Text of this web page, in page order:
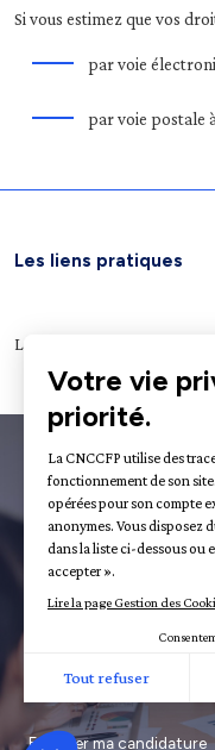
Si vous estimez que vos
par voie
par voie postale
Les liens pratiques
Légifrance
Recrutement
Envoyer ma candidature